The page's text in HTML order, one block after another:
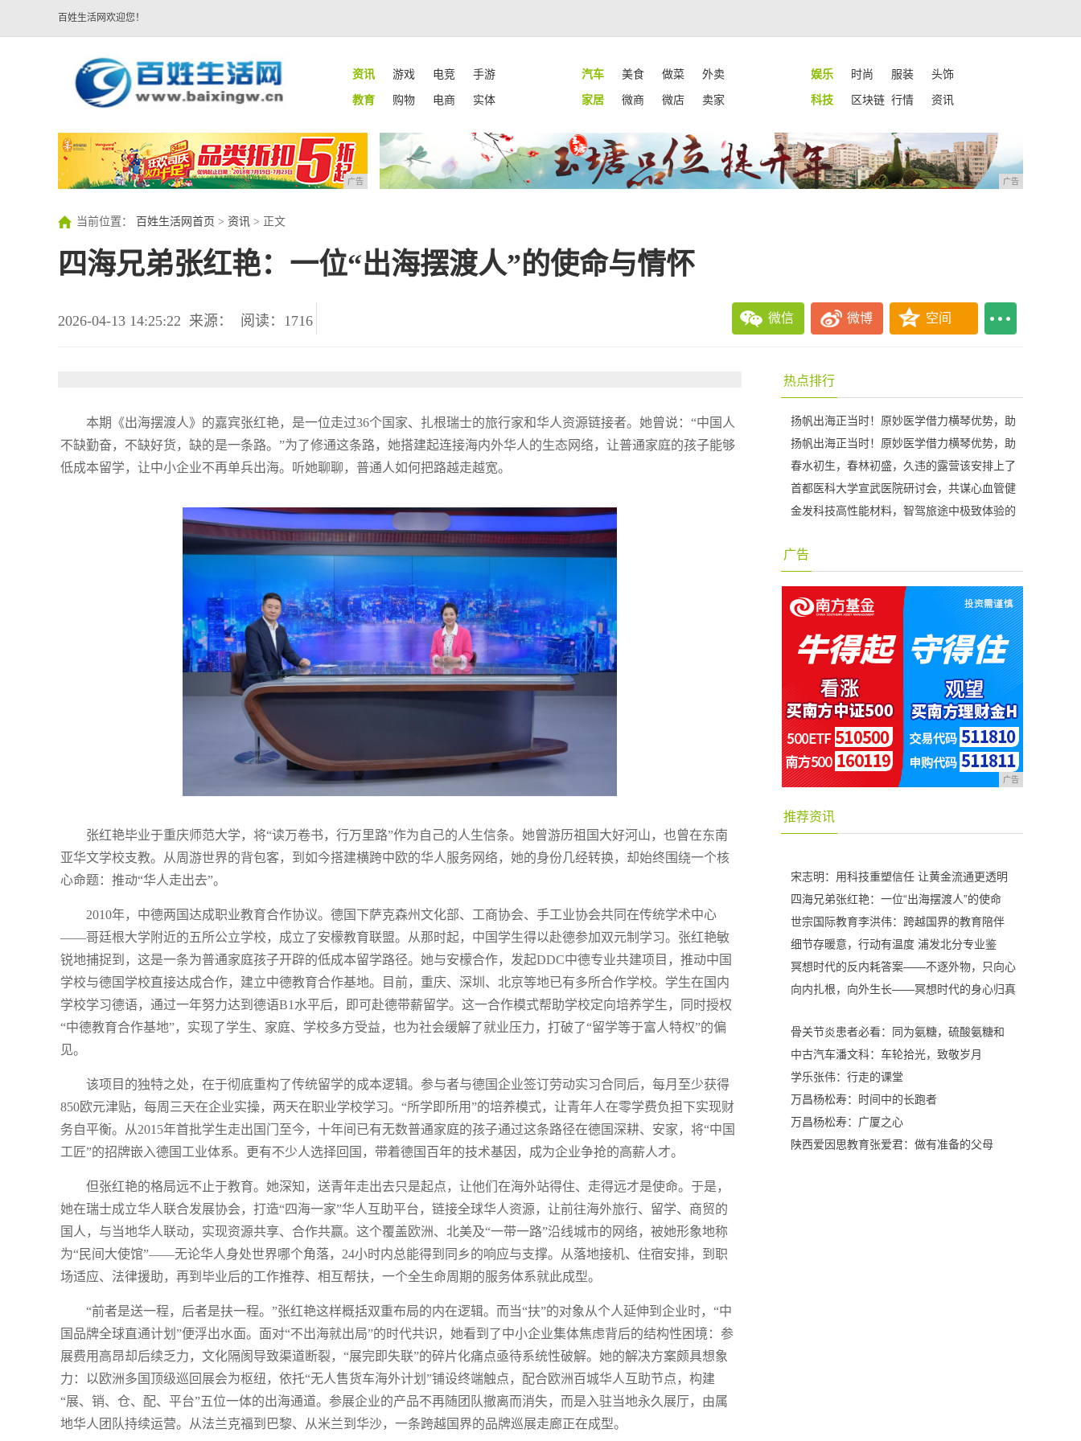
百姓生活网欢迎您！
资讯 游戏 电竞 手游 汽车 美食 做菜 外卖 娱乐 时尚 服装
头饰
教育
购物 电商 实体 家居 微商 微店 卖家 科技 区块链 行情 资讯
广告 广告
当前位置： 百姓生活网首页 > 资讯 > 正文
四海兄弟张红艳：一位“出海摆渡人”的使命与情怀
2026-04-13 14:25:22 来源： 阅读：1716 微信 微博 空间
本期《出海摆渡人》的嘉宾张红艳，是一位走过36个国家、扎根瑞士的旅行家和华人资源链接者。她曾说：“中国人
不缺勤奋，不缺好货，缺的是一条路。”为了修通这条路，她搭建起连接海内外华人的生态网络，让普通家庭的孩子能够
低成本留学，让中小企业不再单兵出海。听她聊聊，普通人如何把路越走越宽。
张红艳毕业于重庆师范大学，将“读万卷书，行万里路”作为自己的人生信条。她曾游历祖国大好河山，也曾在东南
亚华文学校支教。从周游世界的背包客，到如今搭建横跨中欧的华人服务网络，她的身份几经转换，却始终围绕一个核
心命题：推动“华人走出去”。
2010年，中德两国达成职业教育合作协议。德国下萨克森州文化部、工商协会、手工业协会共同在传统学术中心
——哥廷根大学附近的五所公立学校，成立了安檬教育联盟。从那时起，中国学生得以赴德参加双元制学习。张红艳敏
锐地捕捉到，这是一条为普通家庭孩子开辟的低成本留学路径。她与安檬合作，发起DDC中德专业共建项目，推动中国
学校与德国学校直接达成合作，建立中德教育合作基地。目前，重庆、深圳、北京等地已有多所合作学校。学生在国内
学校学习德语，通过一年努力达到德语B1水平后，即可赴德带薪留学。这一合作模式帮助学校定向培养学生，同时授权
“中德教育合作基地”，实现了学生、家庭、学校多方受益，也为社会缓解了就业压力，打破了“留学等于富人特权”的偏
见。
该项目的独特之处，在于彻底重构了传统留学的成本逻辑。参与者与德国企业签订劳动实习合同后，每月至少获得
850欧元津贴，每周三天在企业实操，两天在职业学校学习。“所学即所用”的培养模式，让青年人在零学费负担下实现财
务自平衡。从2015年首批学生走出国门至今，十年间已有无数普通家庭的孩子通过这条路径在德国深耕、安家，将“中国
工匠”的招牌嵌入德国工业体系。更有不少人选择回国，带着德国百年的技术基因，成为企业争抢的高薪人才。
但张红艳的格局远不止于教育。她深知，送青年走出去只是起点，让他们在海外站得住、走得远才是使命。于是，
她在瑞士成立华人联合发展协会，打造“四海一家”华人互助平台，链接全球华人资源，让前往海外旅行、留学、商贸的
国人，与当地华人联动，实现资源共享、合作共赢。这个覆盖欧洲、北美及“一带一路”沿线城市的网络，被她形象地称
为“民间大使馆”——无论华人身处世界哪个角落，24小时内总能得到同乡的响应与支撑。从落地接机、住宿安排，到职
场适应、法律援助，再到毕业后的工作推荐、相互帮扶，一个全生命周期的服务体系就此成型。
“前者是送一程，后者是扶一程。”张红艳这样概括双重布局的内在逻辑。而当“扶”的对象从个人延伸到企业时，“中
国品牌全球直通计划”便浮出水面。面对“不出海就出局”的时代共识，她看到了中小企业集体焦虑背后的结构性困境：参
展费用高昂却后续乏力，文化隔阂导致渠道断裂，“展完即失联”的碎片化痛点亟待系统性破解。她的解决方案颇具想象
力：以欧洲多国顶级巡回展会为枢纽，依托“无人售货车海外计划”铺设终端触点，配合欧洲百城华人互助节点，构建
“展、销、仓、配、平台”五位一体的出海通道。参展企业的产品不再随团队撤离而消失，而是入驻当地永久展厅，由属
地华人团队持续运营。从法兰克福到巴黎、从米兰到华沙，一条跨越国界的品牌巡展走廊正在成型。
热点排行
扬帆出海正当时！原妙医学借力横琴优势，助
扬帆出海正当时！原妙医学借力横琴优势，助
春水初生，春林初盛，久违的露营该安排上了
首都医科大学宣武医院研讨会，共谋心血管健
金发科技高性能材料，智驾旅途中极致体验的
广告
广告
推荐资讯
宋志明：用科技重塑信任 让黄金流通更透明
四海兄弟张红艳：一位“出海摆渡人”的使命
世宗国际教育李洪伟：跨越国界的教育陪伴
细节存暖意，行动有温度 浦发北分专业鉴
冥想时代的反内耗答案——不逐外物，只向心
向内扎根，向外生长——冥想时代的身心归真
骨关节炎患者必看：同为氨糖，硫酸氨糖和
中古汽车潘文科：车轮拾光，致敬岁月
学乐张伟：行走的课堂
万昌杨松寿：时间中的长跑者
万昌杨松寿：广厦之心
陕西爱因思教育张爱君：做有准备的父母